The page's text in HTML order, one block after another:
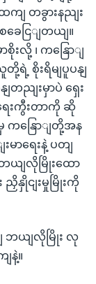
ျ တခွားနညျး
ခေငြျတယျ။
းလို့ ၊ ကနြောျ
ရဲ့ စိုးရိမျပူပနျ
ညျးမှာပဲ ရှေး
ေးကွီးတာကို ဆို
ကနြောျတို့အန
ာရေးနဲ့ ပတျ
ယျလိုမြိုးထော
နှိုငျးမှုမြိုးကို
ဘယျလိုမြိုး လု
နဲ့။